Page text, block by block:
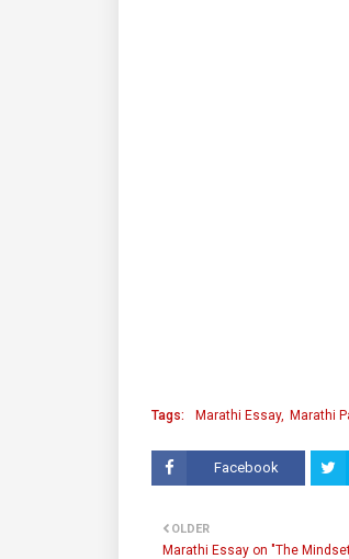
Tags: Marathi Essay Marathi
Facebook
OLDER
Marathi Essay on "The